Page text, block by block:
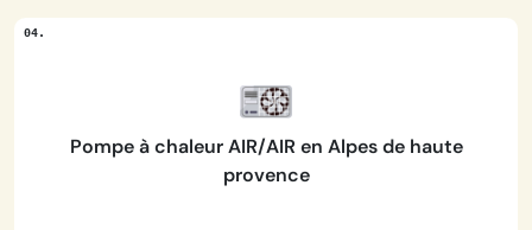
Pompe à chaleur AIR/AIR en Alpes de haute
provence